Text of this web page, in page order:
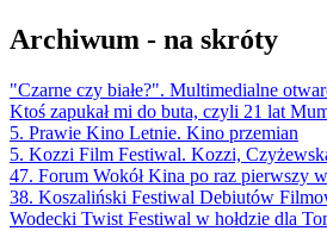
Archiwum - na skróty
"Czarne czy białe?". Multimedialne
Ktoś zapukał mi do buta, czyli 21 lat
5. Prawie Kino Letnie. Kino przemian
5. Kozzi Film Festiwal. Kozzi,
47. Forum Wokół Kina po raz pierwszy
38. Koszaliński Festiwal Debiutów
Wodecki Twist Festiwal w hołdzie dla